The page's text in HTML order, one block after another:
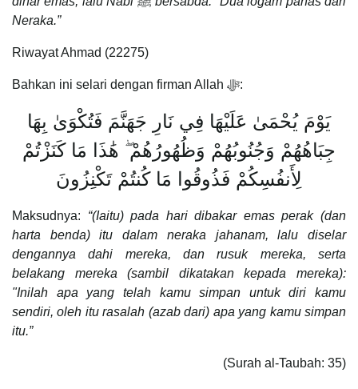
Neraka.”
Riwayat Ahmad (22275)
Bahkan ini selari dengan firman Allah ﷻ:
يَوْمَ يُحْمَىٰ عَلَيْهَا فِي نَارِ جَهَنَّمَ فَتُكْوَىٰ بِهَا
جِبَاهُهُمْ وَجُنُوبُهُمْ وَظُهُورُهُمْ ۖ هَٰذَا مَا كَنَزْتُمْ
لِأَنفُسِكُمْ فَذُوقُوا مَا كُنتُمْ تَكْنِزُونَ
Maksudnya: “(Iaitu) pada hari dibakar emas perak (dan
harta benda) itu dalam neraka jahanam, lalu diselar
dengannya dahi mereka, dan rusuk mereka, serta
belakang mereka (sambil dikatakan kepada mereka):
"Inilah apa yang telah kamu simpan untuk diri kamu
sendiri, oleh itu rasalah (azab dari) apa yang kamu simpan
itu.”
(Surah al-Taubah: 35)